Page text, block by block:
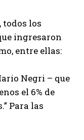
los
ingresaron
entre ellas:
Negri – que
el 6% de
Para las